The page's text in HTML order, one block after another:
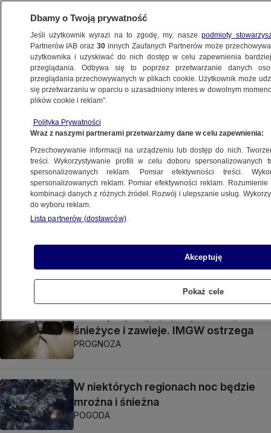
METEO
NAJNOWSZE
W dzień termometry pokażą nawet 11
stopni
POGODA
Smog smogowi nierówny. Ten
węglowy jest "znacznie bardziej
szkodliwy, niż sądziliśmy"
SMOG
Trąba powietrzna nad Wielkopolską.
Żywioł szalał zaledwie moment
POLSKA
śnieżyce i zawieje. IMGW ostrzega
PROGNOZA
W niektórych regionach noc będzie
mroźna i śnieżna
POGODA
Dbamy o Twoją prywatność
Jeśli użytkownik wyrazi na to zgodę, my, naszepodmioty
Partnerów IAB oraz30 innych Zaufanych Partnerów może
użytkownika i uzyskiwać do nich dostęp w celu zapewnienia
przeglądania. Odbywa się to poprzez przetwarzanie danych
przeglądania przechowywanych w plikach cookie. Użytkownik może
się przetwarzaniu w oparciu o uzasadniony interes w dowolnym
plików cookie i reklam”.
Polityka Prywatności
Wraz z naszymi partnerami przetwarzamy dane w celu zapewnienia:
Przechowywanie informacji na urządzeniu lub dostęp do nich.
treści. Wykorzystywanie profili w celu doboru spersonalizowanych
spersonalizowanych reklam. Pomiar efektywności treści.
spersonalizowanych reklam. Pomiar efektywności reklam.
kombinacji danych z różnych źródeł. Rozwój i ulepszanie usług.
do wyboru reklam.
Lista partnerów (dostawców)
Akceptuję
Pokaż cele